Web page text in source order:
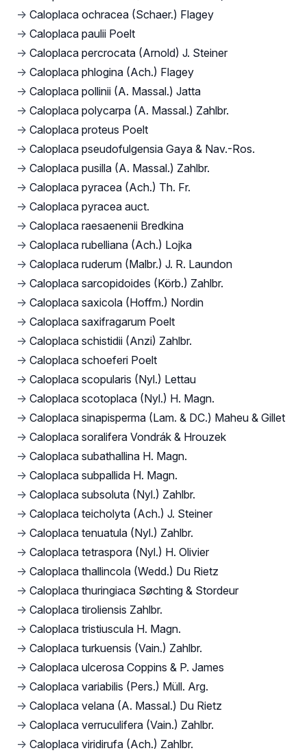
→ Caloplaca ochracea (Schaer.) Flagey
→ Caloplaca paulii Poelt
→ Caloplaca percrocata (Arnold) J. Steiner
→ Caloplaca phlogina (Ach.) Flagey
→ Caloplaca pollinii (A. Massal.) Jatta
→ Caloplaca polycarpa (A. Massal.) Zahlbr.
→ Caloplaca proteus Poelt
→ Caloplaca pseudofulgensia Gaya & Nav.-Ros.
→ Caloplaca pusilla (A. Massal.) Zahlbr.
→ Caloplaca pyracea (Ach.) Th. Fr.
→ Caloplaca pyracea auct.
→ Caloplaca raesaenenii Bredkina
→ Caloplaca rubelliana (Ach.) Lojka
→ Caloplaca ruderum (Malbr.) J. R. Laundon
→ Caloplaca sarcopidoides (Körb.) Zahlbr.
→ Caloplaca saxicola (Hoffm.) Nordin
→ Caloplaca saxifragarum Poelt
→ Caloplaca schistidii (Anzi) Zahlbr.
→ Caloplaca schoeferi Poelt
→ Caloplaca scopularis (Nyl.) Lettau
→ Caloplaca scotoplaca (Nyl.) H. Magn.
→ Caloplaca sinapisperma (Lam. & DC.) Maheu & Gillet
→ Caloplaca soralifera Vondrák & Hrouzek
→ Caloplaca subathallina H. Magn.
→ Caloplaca subpallida H. Magn.
→ Caloplaca subsoluta (Nyl.) Zahlbr.
→ Caloplaca teicholyta (Ach.) J. Steiner
→ Caloplaca tenuatula (Nyl.) Zahlbr.
→ Caloplaca tetraspora (Nyl.) H. Olivier
→ Caloplaca thallincola (Wedd.) Du Rietz
→ Caloplaca thuringiaca Søchting & Stordeur
→ Caloplaca tiroliensis Zahlbr.
→ Caloplaca tristiuscula H. Magn.
→ Caloplaca turkuensis (Vain.) Zahlbr.
→ Caloplaca ulcerosa Coppins & P. James
→ Caloplaca variabilis (Pers.) Müll. Arg.
→ Caloplaca velana (A. Massal.) Du Rietz
→ Caloplaca verruculifera (Vain.) Zahlbr.
→ Caloplaca viridirufa (Ach.) Zahlbr.